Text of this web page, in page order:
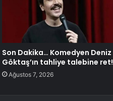
Son Dakika… Komedyen Deniz
Göktaş’ın tahliye talebine ret!
Ağustos 7, 2026